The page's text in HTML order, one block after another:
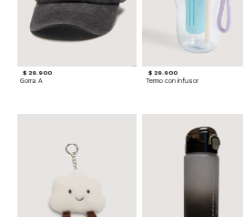
$ 29.900
Gorra A
$ 29.900
Termo con infusor